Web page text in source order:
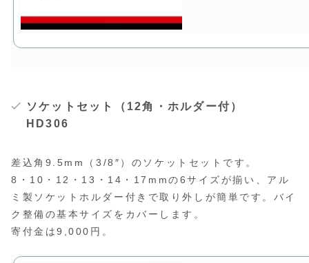
ソケットセット（12角・ホルダー付）
HD306
差込角9.5mm（3/8″）のソケットセットです。
8・10・12・13・14・17mmの6サイズが揃い、アル
ミ製ソケットホルダー付きで取り外しが簡単です。バイ
ク整備の基本サイズをカバーします。
寄付金は9,000円。